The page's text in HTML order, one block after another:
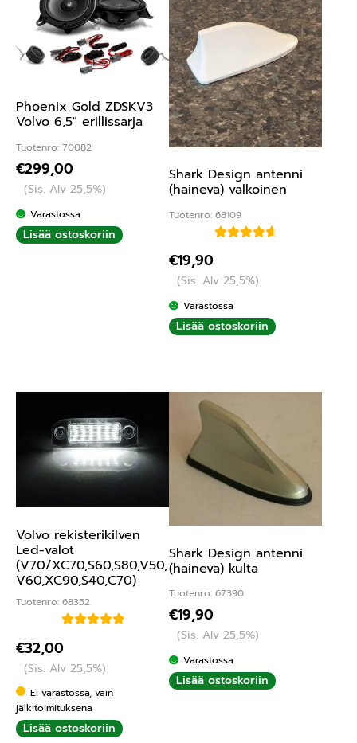
Phoenix Gold ZDSKV3
Volvo 6,5″ erillissarja
Tuotenro: 70082
€299,00
(Sis. Alv 25,5%)
Varastossa
Lisää ostoskoriin
Shark Design antenni
(hainevä) valkoinen
Tuotenro: 68109
4.75/ 5
€19,90
(Sis. Alv 25,5%)
Varastossa
Lisää ostoskoriin
Volvo rekisterikilven
Led-valot
(V70/XC70,S60,S80,V50,
V60,XC90,S40,C70)
Tuotenro: 68352
5.00/ 5
€32,00
(Sis. Alv 25,5%)
Ei varastossa, vain
jälkitoimituksena
Lisää ostoskoriin
Shark Design antenni
(hainevä) kulta
Tuotenro: 67390
€19,90
(Sis. Alv 25,5%)
Varastossa
Lisää ostoskoriin